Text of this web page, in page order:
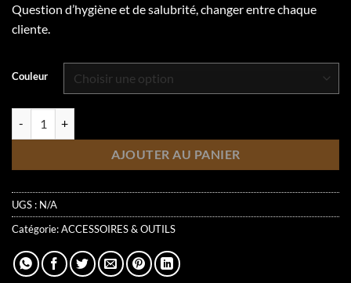
Question d’hygiène et de salubrité, changer entre chaque
cliente.
Couleur
AJOUTER AU PANIER
UGS : N/A
Catégorie:ACCESSOIRES & OUTILS